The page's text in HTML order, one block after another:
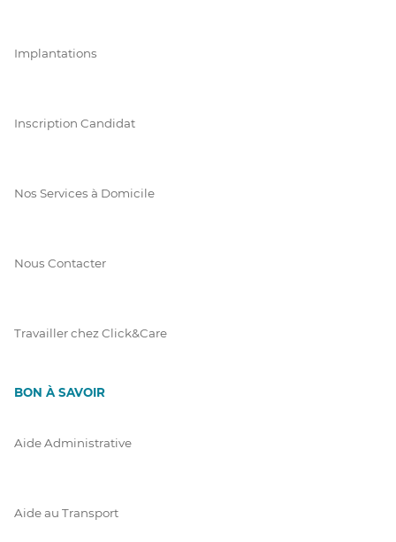
Implantations
Inscription Candidat
Nos Services à Domicile
Nous Contacter
Travailler chez Click&Care
BON À SAVOIR
Aide Administrative
Aide au Transport